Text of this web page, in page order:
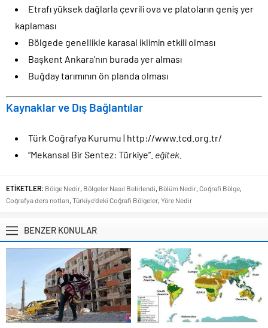
Etrafı yüksek dağlarla çevrili ova ve platoların geniş yer
kaplaması
Bölgede genellikle karasal iklimin etkili olması
Başkent Ankara’nın burada yer alması
Buğday tarımının ön planda olması
Kaynaklar ve Dış Bağlantılar
Türk Coğrafya Kurumu | http://www.tcd.org.tr/
“Mekansal Bir Sentez: Türkiye” eğitek
ETİKETLER: Bölge Nedir, Bölgeler Nasıl Belirlendi, Bölüm Nedir, Coğrafi Bölge,
Coğrafya ders notları, Türkiye'deki Coğrafi Bölgeler, Yöre Nedir
BENZER KONULAR